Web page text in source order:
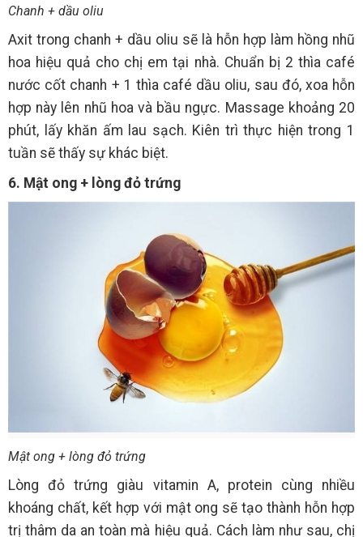
Chanh + dầu oliu
Axit trong chanh + dầu oliu sẽ là hỗn hợp làm hồng nhũ
hoa hiệu quả cho chị em tại nhà. Chuẩn bị 2 thìa café
nước cốt chanh + 1 thìa café dầu oliu, sau đó, xoa hỗn
hợp này lên nhũ hoa và bầu ngực. Massage khoảng 20
phút, lấy khăn ấm lau sạch. Kiên trì thực hiện trong 1
tuần sẽ thấy sự khác biệt.
6. Mật ong + lòng đỏ trứng
Mật ong + lòng đỏ trứng
Lòng đỏ trứng giàu vitamin A, protein cùng nhiều
khoáng chất, kết hợp với mật ong sẽ tạo thành hỗn hợp
trị thâm da an toàn mà hiệu quả. Cách làm như sau, chị